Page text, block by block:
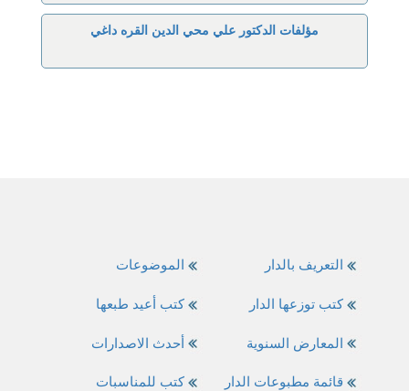
مؤلفات الدكتور علي محي الدين القره داغي
الموضوعات
كتب أعيد طبعها
أحدث الاصدارات
كتب للمناسبات
التعريف بالدار
كتب توزعها الدار
المعارض السنوية
قائمة مطبوعات الدار